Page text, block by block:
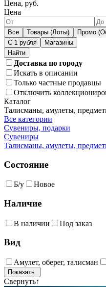
Цена, руб.
Цена
Все Товары (Лоты) Промо
С 1 рубля
Магазины
Доставка по городу
Искать в описании
Только частные продавцы
Отключить
Каталог
Талисманы, амулеты,
Все категории
Сувениры, подарки
Сувениры
Талисманы, амулеты,
Состояние
Б/у Новое
Наличие
В наличии Под заказ
Вид
Амулет, оберег, талисман
Свернуть↑